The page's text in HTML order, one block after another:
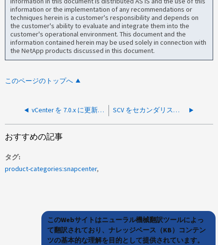
information or the implementation of any recommendations or
techniques herein is a customer's responsibility and depends on
the customer's ability to evaluate and integrate them into the
customer's operational environment. This document and the
information contained herein may be used solely in connection with
the NetApp products discussed in this document.
このページのトップへ
vCenter を 7.0.x に更新したあとで、 SCV が vCLS VM をバックアップできない SCV をセカンダリストレージからリストアできません
おすすめの記事
タグ
product-categories:snapcenter
このWebサイトはニューラル機械翻訳ツールによっ
て翻訳されており、ナレッジベース（KB）コンテン
ツの基本的な理解を目的として提供されています。